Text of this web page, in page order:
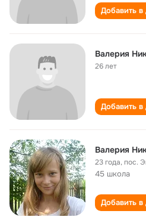
Добавить в
Валерия
26 лет
Добавить в
Валерия
23 года,пос.
45 школа
Добавить в